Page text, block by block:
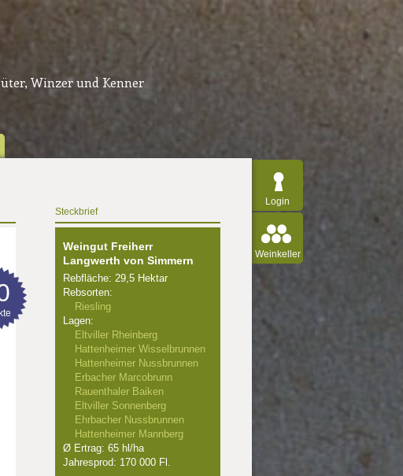
Winzer und Kenner
Login
Weinkeller
Steckbrief
Weingut Freiherr
Langwerth von Simmern
Rebfläche: 29,5 Hektar
Rebsorten:
Riesling
Lagen:
Eltviller Rheinberg
Hattenheimer Wisselbrunnen
Hattenheimer Nussbrunnen
Erbacher Marcobrunn
Rauenthaler Baiken
Eltviller Sonnenberg
Ehrbacher Nussbrunnen
Hattenheimer Mannberg
Ø Ertrag: 65 hl/ha
Jahresprod: 170 000 Fl.